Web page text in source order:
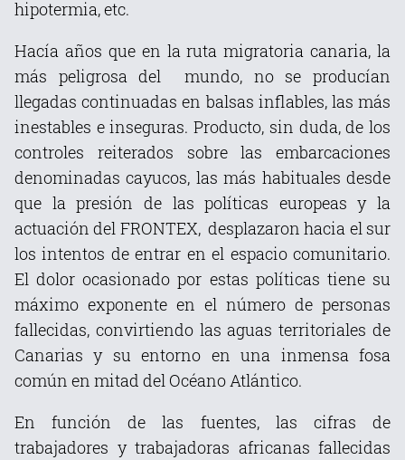
hipotermia, etc.
Hacía años que en la ruta migratoria canaria, la
más peligrosa del mundo, no se producían
llegadas continuadas en balsas inflables, las más
inestables e inseguras. Producto, sin duda, de los
controles reiterados sobre las embarcaciones
denominadas cayucos, las más habituales desde
que la presión de las políticas europeas y la
actuación del FRONTEX, desplazaron hacia el sur
los intentos de entrar en el espacio comunitario.
El dolor ocasionado por estas políticas tiene su
máximo exponente en el número de personas
fallecidas, convirtiendo las aguas territoriales de
Canarias y su entorno en una inmensa fosa
común en mitad del Océano Atlántico.
En función de las fuentes, las cifras de
trabajadores y trabajadoras africanas fallecidas